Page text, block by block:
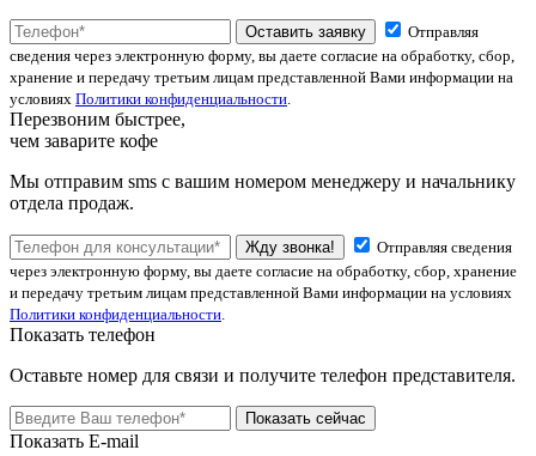
Оставить заявку
Отправляя
сведения через электронную форму, вы даете согласие на обработку, сбор,
хранение и передачу третьим лицам представленной Вами информации на
условиях Политики конфиденциальности.
Перезвоним быстрее,
чем заварите кофе
Мы отправим sms с вашим номером менеджеру и начальнику
отдела продаж.
Жду звонка!
Отправляя сведения
через электронную форму, вы даете согласие на обработку, сбор, хранение
и передачу третьим лицам представленной Вами информации на условиях
Политики конфиденциальности.
Показать телефон
Оставьте номер для связи и получите телефон представителя.
Показать сейчас
Показать E-mail